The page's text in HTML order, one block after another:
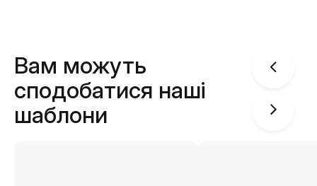
Вам можуть
сподобатися наші
шаблони